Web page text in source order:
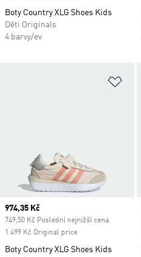
Boty Country XLG Shoes Kids
Děti Originals
4 barvy/ev
Current price
974,35 Kč
749,50 Kč Poslední nejnižší cena
1 499 Kč Original price
Boty Country XLG Shoes Kids